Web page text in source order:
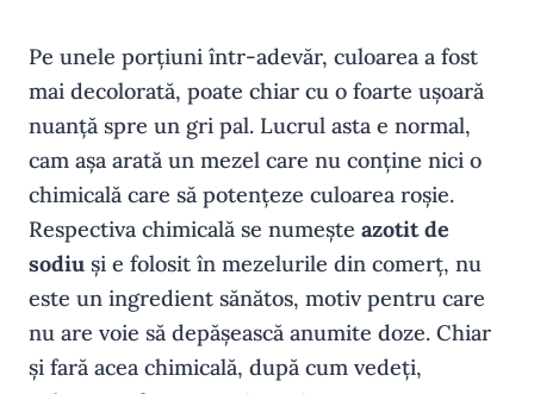
Pe unele porțiuni într-adevăr, culoarea a fost
mai decolorată, poate chiar cu o foarte ușoară
nuanță spre un gri pal. Lucrul asta e normal,
cam așa arată un mezel care nu conține nici o
chimicală care să potențeze culoarea roșie.
Respectiva chimicală se numește azotit de
sodiu și e folosit în mezelurile din comerț, nu
este un ingredient sănătos, motiv pentru care
nu are voie să depășească anumite doze. Chiar
și fară acea chimicală, după cum vedeți,